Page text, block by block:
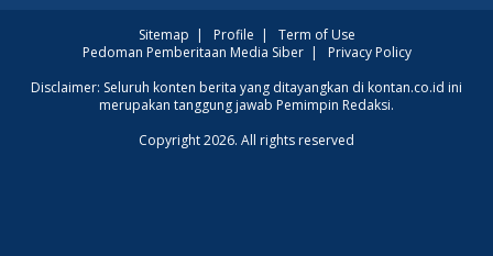
Sitemap | Profile | Term of Use
Pedoman Pemberitaan Media Siber| Privacy Policy
Disclaimer: Seluruh konten berita yang ditayangkan di kontan.co.id ini
merupakan tanggung jawab Pemimpin Redaksi.
Copyright 2026. All rights reserved